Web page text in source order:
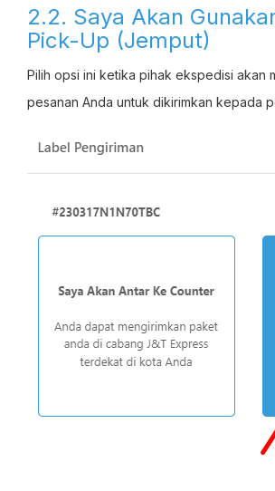
2.2. Saya Akan
Pick-Up (Jemput)
Pilih opsi ini ketika pihak ekspedisi akan
pesanan Anda untuk dikirimkan kepada